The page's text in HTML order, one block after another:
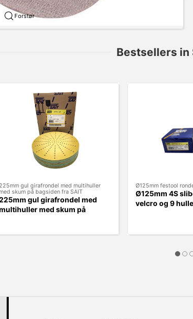
Forstør
Bestsellers
225mm gul girafrondel med multihuller
skum på bagsiden fra SAIT
gul girafrondel med
med skum på
Ø125mm festool
Ø125mm 4S
velcro og 9